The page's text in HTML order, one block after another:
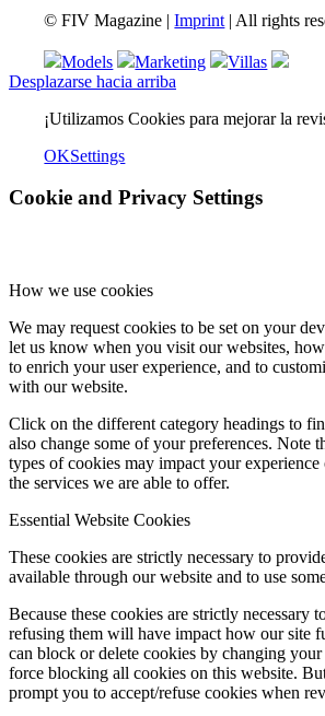
© FIV Magazine |Imprint | All rights
Models Marketing
Villas
Desplazarse hacia arriba
¡Utilizamos Cookies para mejorar la
OKSettings
Cookie and Privacy Settings
How we use cookies
We may request cookies to be set on your
let us know when you visit our websites,
to enrich your user experience, and to
with our website.
Click on the different category headings to
also change some of your preferences. Note
types of cookies may impact your experience
the services we are able to offer.
Essential Website Cookies
These cookies are strictly necessary to
available through our website and to use
Because these cookies are strictly necessary
refusing them will have impact how our site
can block or delete cookies by changing your
force blocking all cookies on this website.
prompt you to accept/refuse cookies when